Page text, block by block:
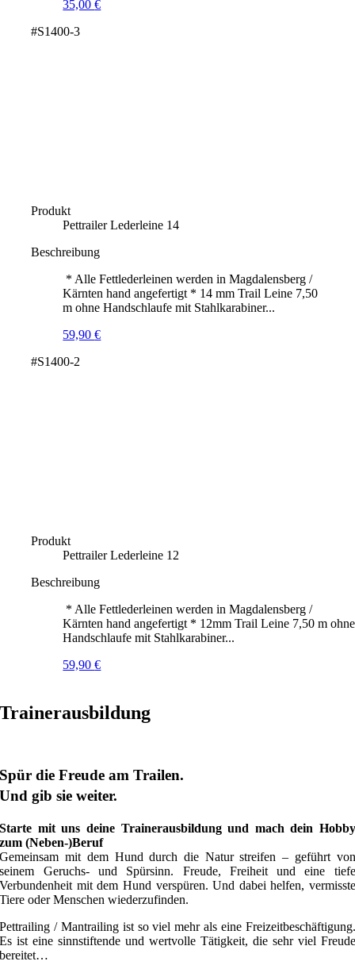
35,00€
#S1400-3
Produkt
Pettrailer Lederleine 14
Beschreibung
* Alle Fettlederleinen werden in Magdalensberg /
Kärnten hand angefertigt * 14 mm Trail Leine 7,50
m ohne Handschlaufe mit Stahlkarabiner...
59,90€
#S1400-2
Produkt
Pettrailer Lederleine 12
Beschreibung
* Alle Fettlederleinen werden in Magdalensberg /
Kärnten hand angefertigt * 12mm Trail Leine 7,50 m ohne
Handschlaufe mit Stahlkarabiner...
59,90€
Trainerausbildung
Spür die Freude am Trailen.
Und gib sie weiter.
Starte mit uns deine Trainerausbildung und mach dein Hobby
zum (Neben-)Beruf
Gemeinsam mit dem Hund durch die Natur streifen – geführt von
seinem Geruchs- und Spürsinn. Freude, Freiheit und eine tiefe
Verbundenheit mit dem Hund verspüren. Und dabei helfen, vermisste
Tiere oder Menschen wiederzufinden.
Pettrailing / Mantrailing ist so viel mehr als eine Freizeitbeschäftigung.
Es ist eine sinnstiftende und wertvolle Tätigkeit, die sehr viel Freude
bereitet…